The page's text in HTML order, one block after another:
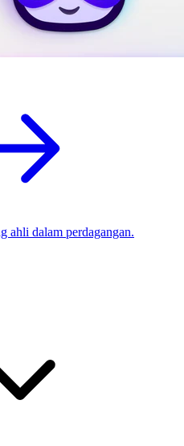
ahli dalam perdagangan.